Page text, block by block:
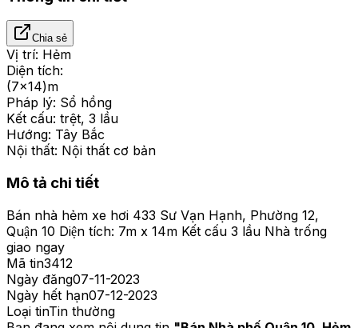
Chia sẻ
Vị trí: Hẻm
Diện tích:
(7x14)m
Pháp lý: Sổ hồng
Kết cấu: trệt, 3 lầu
Hướng: Tây Bắc
Nội thất: Nội thất cơ bản
Mô tả chi tiết
Bán nhà hẻm xe hơi 433 Sư Vạn Hạnh, Phường 12,
Quận 10 Diện tích: 7m x 14m Kết cấu 3 lầu Nhà trống
giao ngay
Mã tin3412
Ngày đăng07-11-2023
Ngày hết hạn07-12-2023
Loại tinTin thường